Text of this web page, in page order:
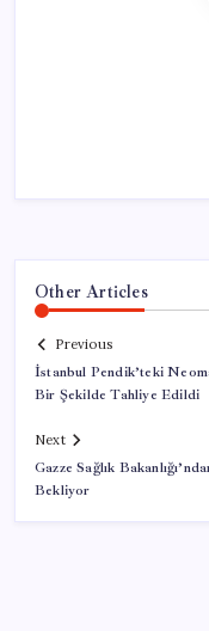
Other Articles
Previous
İstanbul Pendik’teki
Bir Şekilde Tahliye Edildi
Next
Gazze Sağlık
Bekliyor